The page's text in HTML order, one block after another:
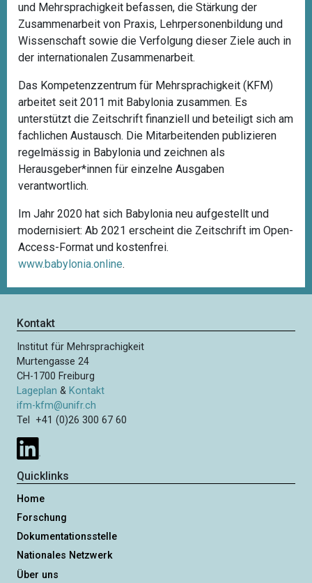
und Mehrsprachigkeit befassen, die Stärkung der
Zusammenarbeit von Praxis, Lehrpersonenbildung und
Wissenschaft sowie die Verfolgung dieser Ziele auch in
der internationalen Zusammenarbeit.
Das Kompetenzzentrum für Mehrsprachigkeit (KFM)
arbeitet seit 2011 mit Babylonia zusammen. Es
unterstützt die Zeitschrift finanziell und beteiligt sich am
fachlichen Austausch. Die Mitarbeitenden publizieren
regelmässig in Babylonia und zeichnen als
Herausgeber*innen für einzelne Ausgaben
verantwortlich.
Im Jahr 2020 hat sich Babylonia neu aufgestellt und
modernisiert: Ab 2021 erscheint die Zeitschrift im Open-
Access-Format und kostenfrei.
www.babylonia.online.
Kontakt
Institut für Mehrsprachigkeit
Murtengasse 24
CH-1700 Freiburg
Lageplan & Kontakt
ifm-kfm@unifr.ch
Tel +41 (0)26 300 67 60
Quicklinks
Home
Forschung
Dokumentationsstelle
Nationales Netzwerk
Über uns